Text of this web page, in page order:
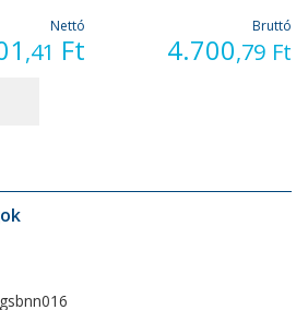
Nettó
,41 Ft
Bruttó
4.700,79 Ft
gsbnn016